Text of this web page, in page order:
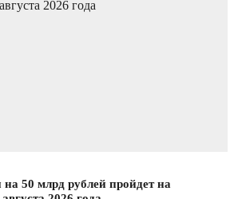
50 млрд рублей пройдет на